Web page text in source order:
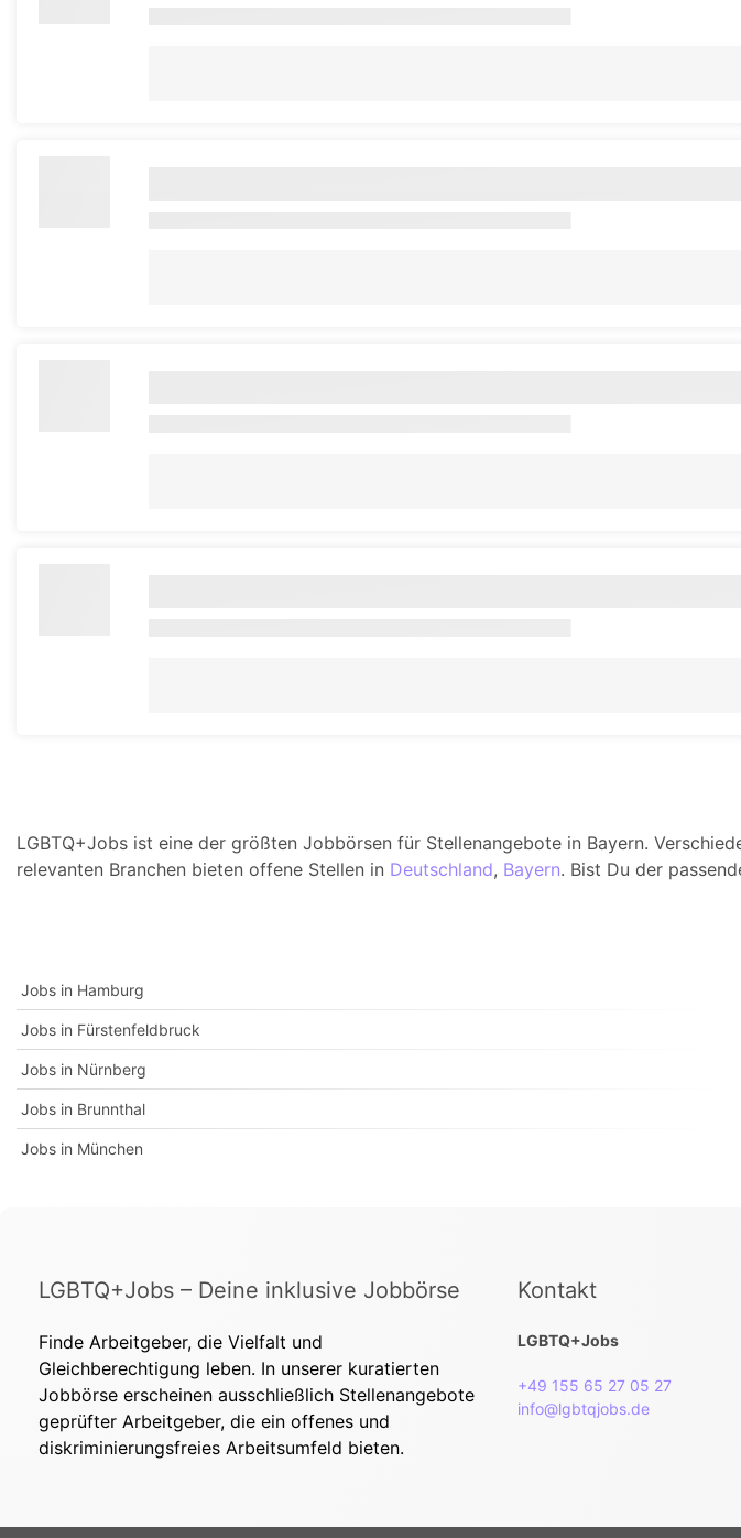
LGBTQ+Jobs ist eine der größten Jobbörsen für Stellenangebote in Bayern.
relevanten Branchen bieten offene Stellen in Deutschland, Bayern. Bist Du der
Jobs in Hamburg
Jobs in Fürstenfeldbruck
Jobs in Nürnberg
Jobs in Brunnthal
Jobs in München
LGBTQ+Jobs – Deine inklusive Jobbörse
Finde Arbeitgeber, die Vielfalt und
Gleichberechtigung leben. In unserer kuratierten
Jobbörse erscheinen ausschließlich Stellenangebote
geprüfter Arbeitgeber, die ein offenes und
diskriminierungsfreies Arbeitsumfeld bieten.
Kontakt
LGBTQ+Jobs
+49 155 65 27 05 27
info@lgbtqjobs.de